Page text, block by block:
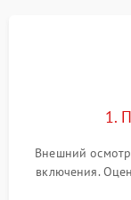
1.
Внешний
включения.
проверка